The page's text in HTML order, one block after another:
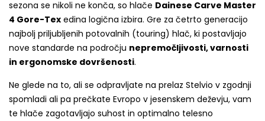
sezona se nikoli ne konča, so hlače Dainese Carve Master
4 Gore-Tex edina logična izbira. Gre za četrto generacijo
najbolj priljubljenih potovalnih (touring) hlač, ki postavljajo
nove standarde na področju nepremočljivosti, varnosti
in ergonomske dovršenosti.
Ne glede na to, ali se odpravljate na prelaz Stelvio v zgodnji
spomladi ali pa prečkate Evropo v jesenskem deževju, vam
te hlače zagotavljajo suhost in optimalno telesno